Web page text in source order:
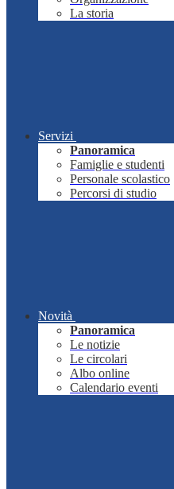
La storia
Servizi
Panoramica
Famiglie e studenti
Personale scolastico
Percorsi di studio
Novità
Panoramica
Le notizie
Le circolari
Albo online
Calendario eventi